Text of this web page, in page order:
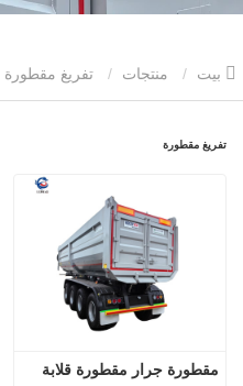
منتجات
تفريغ مقطورة
مقطورة جرار مقطورة قلابة